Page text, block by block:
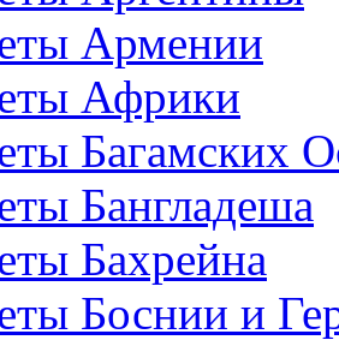
Армении
Африки
Багамских
Бангладеша
Бахрейна
Боснии и